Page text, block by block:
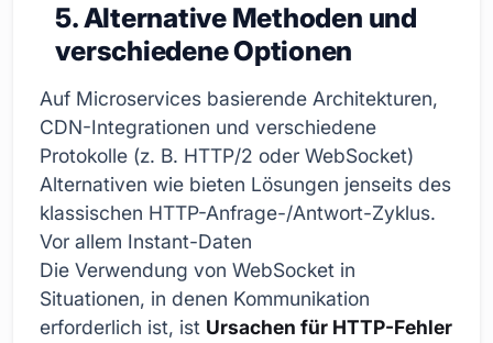
5. Alternative Methoden und
verschiedene Optionen
Auf Microservices basierende Architekturen,
CDN-Integrationen und verschiedene
Protokolle (z. B. HTTP/2 oder WebSocket)
Alternativen wie bieten Lösungen jenseits des
klassischen HTTP-Anfrage-/Antwort-Zyklus.
Vor allem Instant-Daten
Die Verwendung von WebSocket in
Situationen, in denen Kommunikation
erforderlich ist, ist Ursachen für HTTP-Fehler